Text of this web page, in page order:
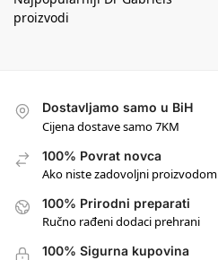
Dostavljamo samo u BiH
Cijena dostave samo 7KM
100% Povrat novca
Ako niste zadovoljni proizvodom
100% Prirodni preparati
Ručno rađeni dodaci prehrani
100% Sigurna kupovina